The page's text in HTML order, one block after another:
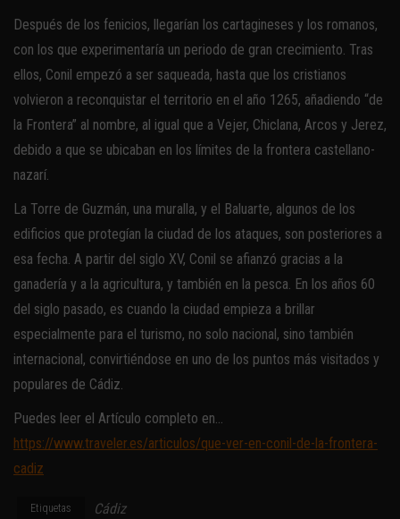
Después de los fenicios, llegarían los cartagineses y los romanos,
con los que experimentaría un periodo de gran crecimiento. Tras
ellos, Conil empezó a ser saqueada, hasta que los cristianos
volvieron a reconquistar el territorio en el año 1265, añadiendo “de
la Frontera” al nombre, al igual que a Vejer, Chiclana, Arcos y Jerez,
debido a que se ubicaban en los límites de la frontera castellano-
nazarí.
La Torre de Guzmán, una muralla, y el Baluarte, algunos de los
edificios que protegían la ciudad de los ataques, son posteriores a
esa fecha. A partir del siglo XV, Conil se afianzó gracias a la
ganadería y a la agricultura, y también en la pesca. En los años 60
del siglo pasado, es cuando la ciudad empieza a brillar
especialmente para el turismo, no solo nacional, sino también
internacional, convirtiéndose en uno de los puntos más visitados y
populares de Cádiz.
Puedes leer el Artículo completo en…
https://www.traveler.es/articulos/que-ver-en-conil-de-la-frontera-
cadiz
Etiquetas Cádiz